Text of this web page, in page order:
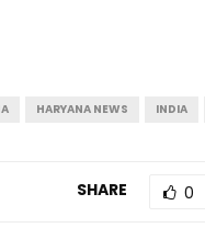
HARYANA NEWS INDIA
SHARE 0